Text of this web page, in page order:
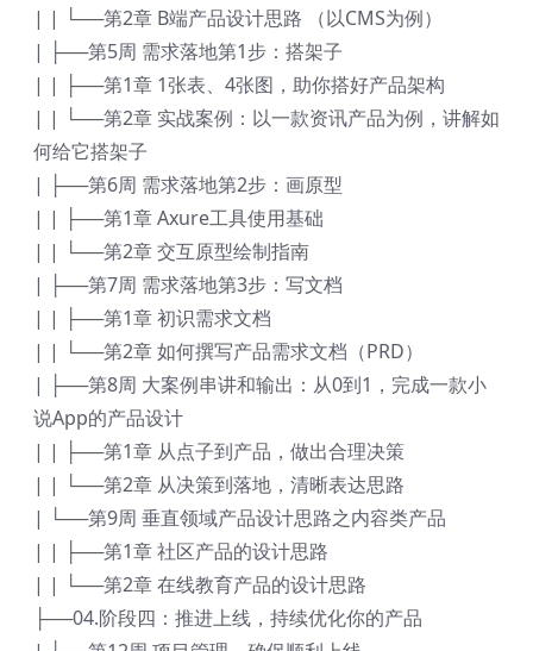
| | └──第2章 B端产品设计思路 （以CMS为例）
| ├──第5周 需求落地第1步：搭架子
| | ├──第1章 1张表、4张图，助你搭好产品架构
| | └──第2章 实战案例：以一款资讯产品为例，讲解如
何给它搭架子
| ├──第6周 需求落地第2步：画原型
| | ├──第1章 Axure工具使用基础
| | └──第2章 交互原型绘制指南
| ├──第7周 需求落地第3步：写文档
| | ├──第1章 初识需求文档
| | └──第2章 如何撰写产品需求文档（PRD）
| ├──第8周 大案例串讲和输出：从0到1，完成一款小
说App的产品设计
| | ├──第1章 从点子到产品，做出合理决策
| | └──第2章 从决策到落地，清晰表达思路
| └──第9周 垂直领域产品设计思路之内容类产品
| | ├──第1章 社区产品的设计思路
| | └──第2章 在线教育产品的设计思路
├──04.阶段四：推进上线，持续优化你的产品